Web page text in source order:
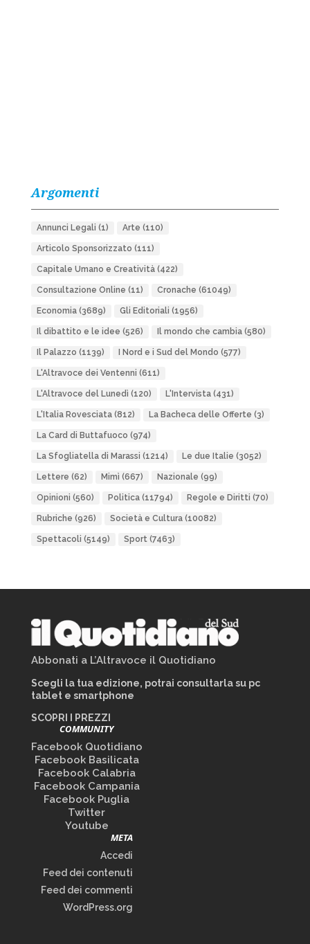
Argomenti
Annunci Legali (1) Arte (110)
Articolo Sponsorizzato (111)
Capitale Umano e Creatività(422)
Consultazione Online (11) Cronache (61049)
Economia(3689) Gli Editoriali (1956)
Il dibattito e le idee (526) Il mondo che cambia(580)
Il Palazzo (1139) I Nord e i Sud del Mondo (577)
L'Altravoce dei Ventenni (611)
L'Altravoce del Lunedì (120) L'Intervista(431)
L'Italia Rovesciata(812) La Bacheca delle Offerte (3)
La Card di Buttafuoco (974)
La Sfogliatella di Marassi (1214) Le due Italie (3052)
Lettere (62) Mimì (667) Nazionale (99)
Opinioni (560) Politica(11794) Regole e Diritti (70)
Rubriche (926) Società e Cultura(10082)
Spettacoli (5149) Sport(7463)
Abbonati a L’Altravoce il Quotidiano
Scegli la tua edizione, potrai consultarla su pc
tablet e smartphone
SCOPRI I PREZZI
COMMUNITY
Facebook Quotidiano
Facebook Basilicata
Facebook Calabria
Facebook Campania
Facebook Puglia
Twitter
Youtube
META
Accedi
Feed dei contenuti
Feed dei commenti
WordPress.org